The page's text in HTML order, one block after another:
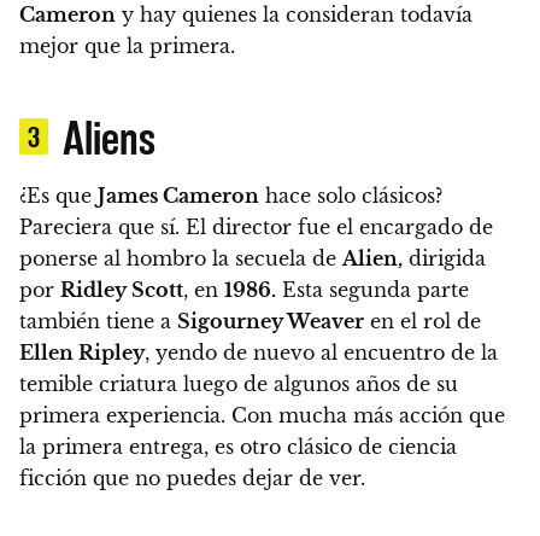
Cameron y hay quienes la consideran todavía
mejor que la primera.
3 Aliens
¿Es que James Cameron hace solo clásicos?
Pareciera que sí. El director fue el encargado de
ponerse al hombro la secuela de Alien, dirigida
por Ridley Scott, en 1986. Esta segunda parte
también tiene a Sigourney Weaver en el rol de
Ellen Ripley, yendo de nuevo al encuentro de la
temible criatura luego de algunos años de su
primera experiencia. Con mucha más acción que
la primera entrega, es otro clásico de ciencia
ficción que no puedes dejar de ver.